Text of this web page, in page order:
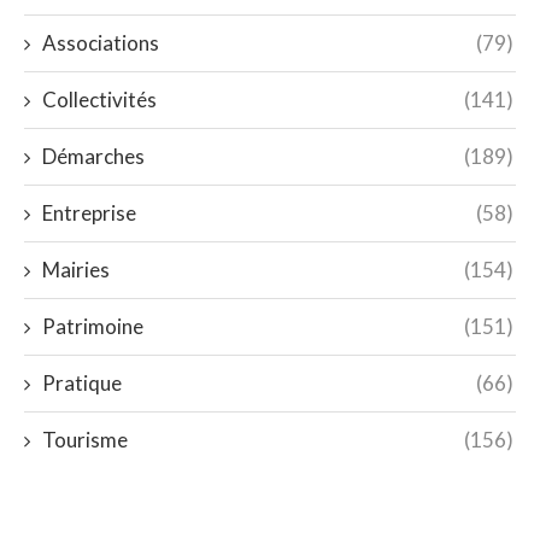
Associations (79)
Collectivités (141)
Démarches (189)
Entreprise (58)
Mairies (154)
Patrimoine (151)
Pratique (66)
Tourisme (156)